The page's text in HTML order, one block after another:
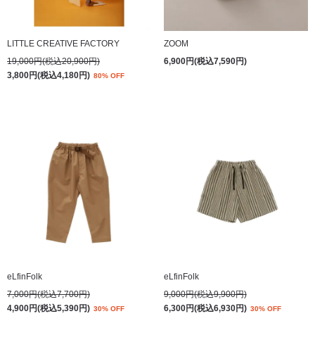
LITTLE CREATIVE FACTORY
19,000円(税込20,900円)
3,800円(税込4,180円) 80% OFF
ZOOM
6,900円(税込7,590円)
eLfinFolk
7,000円(税込7,700円)
4,900円(税込5,390円) 30% OFF
eLfinFolk
9,000円(税込9,900円)
6,300円(税込6,930円) 30% OFF